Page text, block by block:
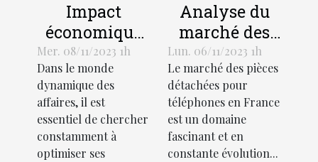
Impact
économique
de
l'optimisation
des affaires
Mer. 08/11/2023 1h
Dans le monde
dynamique des
affaires, il est
essentiel de chercher
constamment à
optimiser ses
Analyse du
marché des
pièces
détachées
pour
téléphones en
France
Lun. 06/11/2023 1h
Le marché des pièces
détachées pour
téléphones en France
est un domaine
fascinant et en
constante évolution...